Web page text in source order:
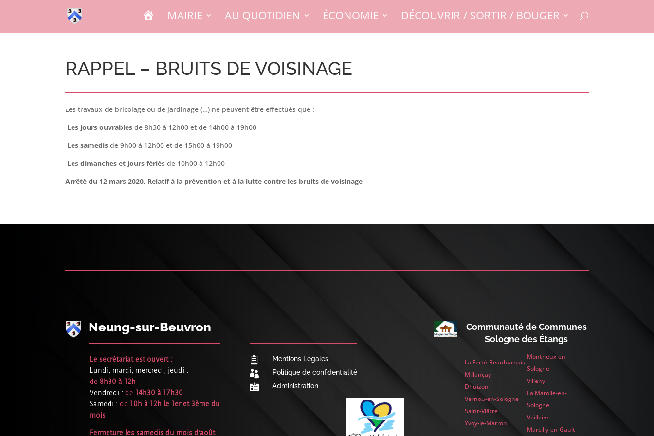
U
MAIRIE AU QUOTIDIEN ÉCONOMIE DÉCOUVRIR / SORTIR / BOUGER
RAPPEL – BRUITS DE VOISINAGE
Les travaux de bricolage ou de jardinage (…) ne peuvent être effectués que :
Les jours ouvrables de 8h30 à 12h00 et de 14h00 à 19h00
Les samedisde 9h00 à 12h00 et de 15h00 à 19h00
Les dimanches et jours fériés de 10h00 à 12h00
Arrêté du 12 mars 2020, Relatif à la prévention et à la lutte contre les bruits de voisinage
Neung-sur-Beuvron
Le secrétariat est ouvert :
Lundi, mardi, mercredi, jeudi :
de8h30 à 12h
Vendredi : de 14h30 à 17h30
Samedi : de 10h à 12h le 1er et 3ème du
mois
Fermeture les samedis du mois d’août
 Mentions Légales
 Politique de confidentialité
 Administration
Communauté de Communes
Sologne des Étangs
La Ferté-Beauharnais
Millançay
Dhuizon
Vernou-en-Sologne
Saint-Viâtre
Yvoy-le-Marron
Montrieux-en-
Sologne
Villeny
La Marolle-en-
Sologne
Veilleins
Marcilly-en-Gault